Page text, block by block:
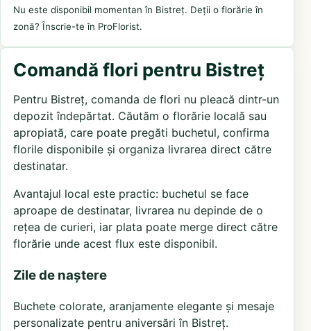
Nu este disponibil momentan în Bistreț. Deții o florărie în
zonă? Înscrie-te în ProFlorist.
Comandă flori pentru Bistreț
Pentru Bistreț, comanda de flori nu pleacă dintr-un
depozit îndepărtat. Căutăm o florărie locală sau
apropiată, care poate pregăti buchetul, confirma
florile disponibile și organiza livrarea direct către
destinatar.
Avantajul local este practic: buchetul se face
aproape de destinatar, livrarea nu depinde de o
rețea de curieri, iar plata poate merge direct către
florărie unde acest flux este disponibil.
Zile de naștere
Buchete colorate, aranjamente elegante și mesaje
personalizate pentru aniversări în Bistreț.